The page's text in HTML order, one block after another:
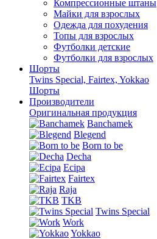
Компрессионные штаны
Майки для взрослых
Одежда для похудения
Топы для взрослых
Футболки детские
Футболки для взрослых
Шорты
Twins Special, Fairtex, Yokkao
Шорты
Производители
Оригинальная продукция
Banchamek
Blegend
Born to be
Decha
Ecipa
Fairtex
Raja
TKB
Twins Special
Work
Yokkao